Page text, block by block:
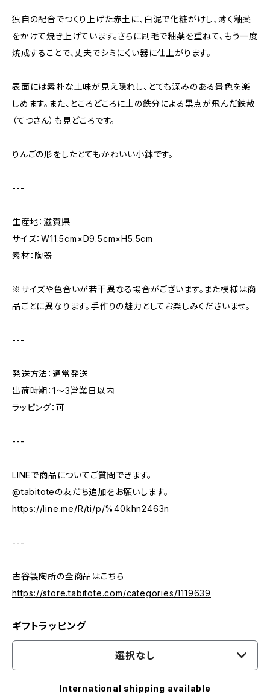
独自の配合でつくり上げた赤土に、白泥で化粧がけし、薄く釉薬
をかけて焼き上げています。さらに刷毛で釉薬を重ねて、もう一度
焼成することで、丈夫でシミにくい器に仕上がります。
表面には素朴な土味が見え隠れし、とても深みのある景色を楽
しめます。また、ところどころに土の鉄分による黒点が飛んだ鉄散
（てつさん）も見どころです。
りんごの形をしたとてもかわいい小鉢です。
---
生産地：滋賀県
サイズ：W11.5cm×D9.5cm×H5.5cm
素材：陶器
※サイズや色合いが若干異なる場合がございます。また模様は商
品ごとに異なります。手作りの魅力としてお楽しみくださいませ。
---
発送方法：通常発送
出荷時期：1〜3営業日以内
ラッピング：可
---
LINEで商品についてご質問できます。
@tabitoteの友だち追加をお願いします。
https://line.me/R/ti/p/%40khn2463n
---
古谷製陶所の全商品はこちら
https://store.tabitote.com/categories/1119639
ギフトラッピング
選択なし
International shipping available